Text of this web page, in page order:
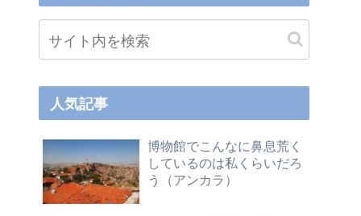
人気記事
博物館でこんなに鼻息荒く
しているのは私くらいだろ
う（アンカラ）